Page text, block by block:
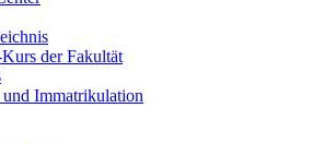
der Fakultät
Immatrikulation